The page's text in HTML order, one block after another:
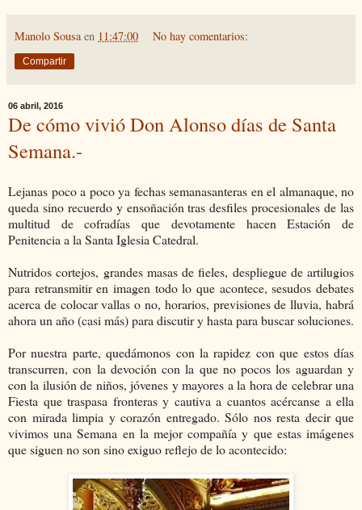
Manolo Sousa en 11:47:00 No hay comentarios:
Compartir
06 abril, 2016
De cómo vivió Don Alonso días de Santa
Semana.-
Lejanas poco a poco ya fechas semanasanteras en el almanaque, no
queda sino recuerdo y ensoñación tras desfiles procesionales de las
multitud de cofradías que devotamente hacen Estación de
Penitencia a la Santa Iglesia Catedral.
Nutridos cortejos, grandes masas de fieles, despliegue de artilugios
para retransmitir en imagen todo lo que acontece, sesudos debates
acerca de colocar vallas o no, horarios, previsiones de lluvia, habrá
ahora un año (casi más) para discutir y hasta para buscar soluciones.
Por nuestra parte, quedámonos con la rapidez con que estos días
transcurren, con la devoción con la que no pocos los aguardan y
con la ilusión de niños, jóvenes y mayores a la hora de celebrar una
Fiesta que traspasa fronteras y cautiva a cuantos acércanse a ella
con mirada limpia y corazón entregado. Sólo nos resta decir que
vivimos una Semana en la mejor compañía y que estas imágenes
que siguen no son sino exiguo reflejo de lo acontecido: